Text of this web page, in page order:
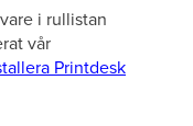
i rullistan
vår
Printdesk